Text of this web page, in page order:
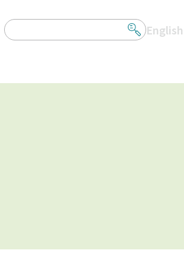
English